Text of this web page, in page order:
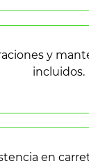
y
incluidos.
en